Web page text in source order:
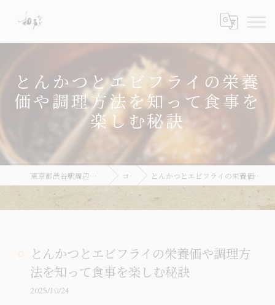
とんかつとエビフライの栄養
価や調理方法を知って食事を
楽しむ秘訣
東京都渋谷駅周辺のとんかつならとんかつ 梛 コラム とんかつとエビフライの栄養価や調理方法を知って食事を楽しむ秘訣
とんかつとエビフライの栄養価や調理方
法を知って食事を楽しむ秘訣
2025/10/24